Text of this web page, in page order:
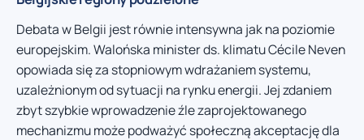
Debata w Belgii jest równie intensywna jak na poziomie
europejskim. Walońska minister ds. klimatu Cécile Neven
opowiada się za stopniowym wdrażaniem systemu,
uzależnionym od sytuacji na rynku energii. Jej zdaniem
zbyt szybkie wprowadzenie źle zaprojektowanego
mechanizmu może podważyć społeczną akceptację dla